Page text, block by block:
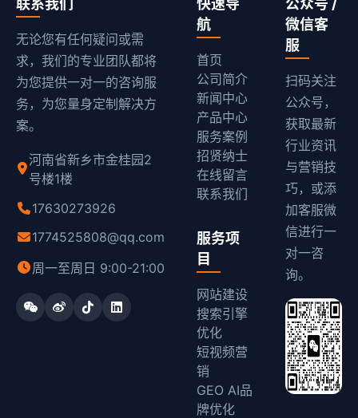
联系我们
无论您有任何疑问或需
求，我们的专业团队都将
为您提供一对一的咨询服
务，为您量身定制解决方
案。
河南省新乡市金桂园2
号楼1楼
17630273926
1774525808@qq.com
周一至周日 9:00-21:00
快速导
航
首页
公司简介
新闻中心
产品中心
服务案例
招贤纳士
在线留言
联系我们
服务项
目
网站建设
搜索引擎
优化
短视频营
销
GEO AI品
牌优化
公众号 /
微信客
服
扫码关注
公众号，
获取最新
行业资讯
与营销技
巧，或添
加客服微
信进行一
对一咨
询。